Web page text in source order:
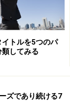
り角の彼女』
ル、この秋の
部長（伊武雅
があり、今度も
界が舞台。園
雑誌が休刊に
イトルを5つのパ
してみる
ズであり続ける7